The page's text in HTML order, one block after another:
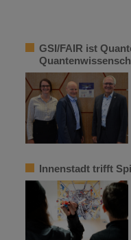
GSI/FAIR ist
Innenstadt trifft